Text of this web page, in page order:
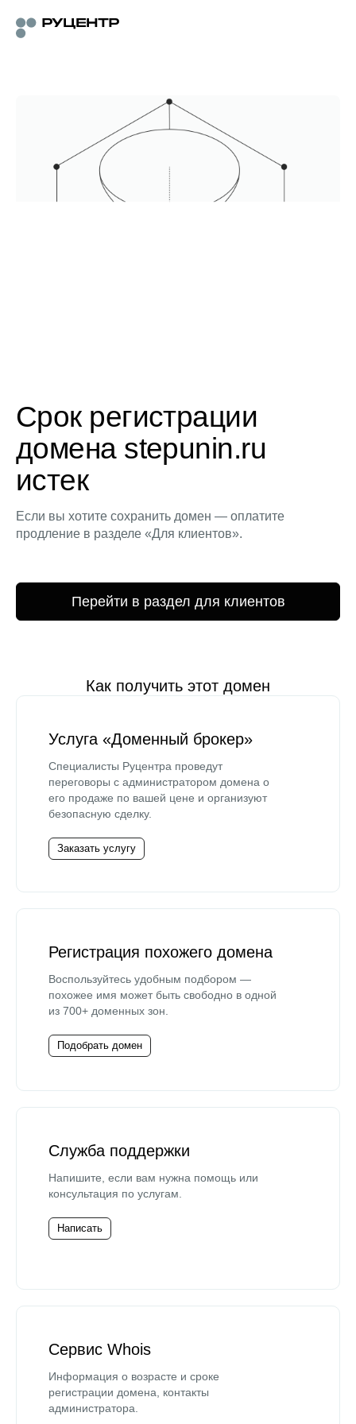
Срок регистрации
домена stepunin.ru
истек
Если вы хотите сохранить домен — оплатите
продление в разделе «Для клиентов».
Перейти в раздел для клиентов
Как получить этот домен
Услуга «Доменный брокер»
Специалисты Руцентра проведут
переговоры с администратором домена о
его продаже по вашей цене и организуют
безопасную сделку.
Заказать услугу
Регистрация похожего домена
Воспользуйтесь удобным подбором —
похожее имя может быть свободно в одной
из 700+ доменных зон.
Подобрать домен
Служба поддержки
Напишите, если вам нужна помощь или
консультация по услугам.
Написать
Сервис Whois
Информация о возрасте и сроке
регистрации домена, контакты
администратора.